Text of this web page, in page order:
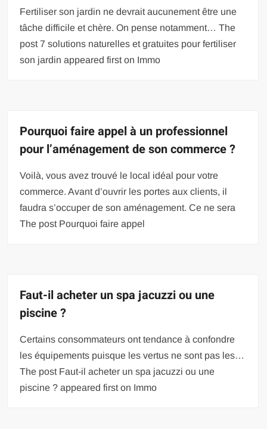
Fertiliser son jardin ne devrait aucunement être une
tâche difficile et chère. On pense notamment… The
post 7 solutions naturelles et gratuites pour fertiliser
son jardin appeared first on Immo
Pourquoi faire appel à un professionnel
pour l’aménagement de son commerce ?
Voilà, vous avez trouvé le local idéal pour votre
commerce. Avant d’ouvrir les portes aux clients, il
faudra s’occuper de son aménagement. Ce ne sera
The post Pourquoi faire appel
Faut-il acheter un spa jacuzzi ou une
piscine ?
Certains consommateurs ont tendance à confondre
les équipements puisque les vertus ne sont pas les…
The post Faut-il acheter un spa jacuzzi ou une
piscine ? appeared first on Immo